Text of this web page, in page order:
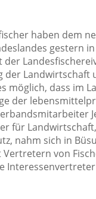
haben dem
gestern
Landwirtschaft
möglich, dass im
der
für
nahm sich in
von